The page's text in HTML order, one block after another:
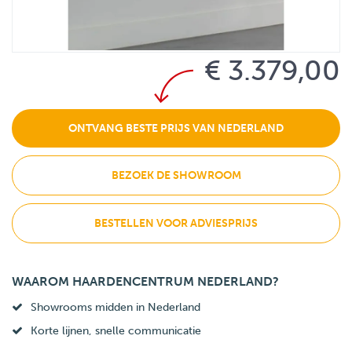
€ 3.379,00
ONTVANG BESTE PRIJS VAN NEDERLAND
BEZOEK DE SHOWROOM
BESTELLEN VOOR ADVIESPRIJS
WAAROM HAARDENCENTRUM NEDERLAND?
Showrooms midden in Nederland
Korte lijnen, snelle communicatie